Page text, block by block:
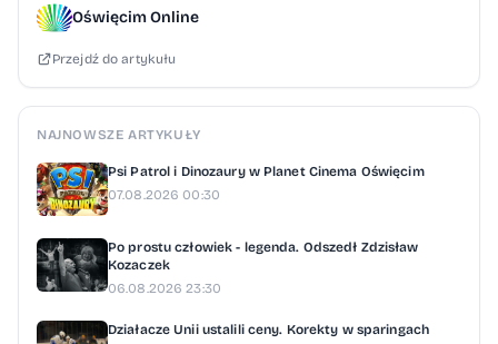
wjazdu na terytorium państw strefy
Schengen na okres jednego roku. Straż
przebywający na terytorium Polski są
zobowiązani do posiadania ważnych
dokumentów pobytowych oraz
prawnego. Naruszenie tych zasad skutkuje
konsekwencjami administracyjnymi, w tym
decyzją o opuszczeniu kraju.
Oświęcim Online
Przejdź do artykułu
NAJNOWSZE ARTYKUŁY
Psi Patrol i Dinozaury w Planet Cinema Oświęcim
07.08.2026 00:30
Po prostu człowiek - legenda. Odszedł Zdzisław
Kozaczek
06.08.2026 23:30
Działacze Unii ustalili ceny. Korekty w sparingach